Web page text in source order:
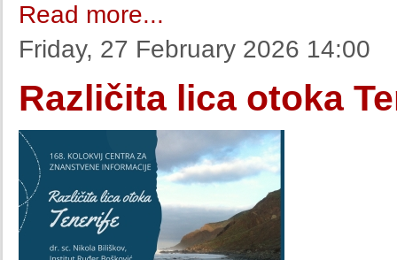
Read more...
Friday, 27 February 2026 14:00
Različita lica otoka